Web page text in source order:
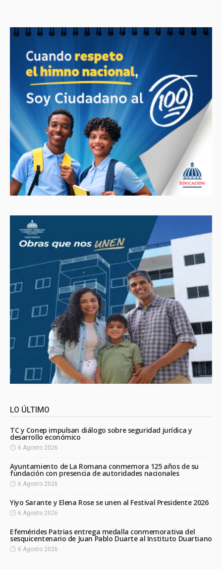
LO ÚLTIMO
TC y Conep impulsan diálogo sobre seguridad jurídica y
desarrollo económico
6 Agosto 2026
Ayuntamiento de La Romana conmemora 125 años de su
fundación con presencia de autoridades nacionales
6 Agosto 2026
Yiyo Sarante y Elena Rose se unen al Festival Presidente 2026
6 Agosto 2026
Efemérides Patrias entrega medalla conmemorativa del
sesquicentenario de Juan Pablo Duarte al Instituto Duartiano
6 Agosto 2026